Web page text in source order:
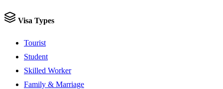
Visa Types
Tourist
Student
Skilled Worker
Family & Marriage